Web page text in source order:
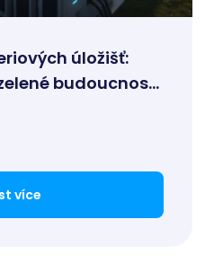
úložišť:
budoucnosti
více